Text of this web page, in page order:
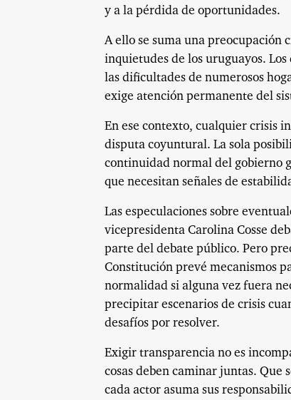
y a la pérdida de oportunidades.
A ello se suma una preocupación
inquietudes de los uruguayos.
las dificultades de numerosos
exige atención permanente del
En ese contexto, cualquier crisis
disputa coyuntural. La sola
continuidad normal del gobierno
que necesitan señales de
Las especulaciones sobre
vicepresidenta Carolina Cosse
parte del debate público. Pero
Constitución prevé mecanismos
normalidad si alguna vez fuera
precipitar escenarios de crisis
desafíos por resolver.
Exigir transparencia no es
cosas deben caminar juntas. Que
cada actor asuma sus